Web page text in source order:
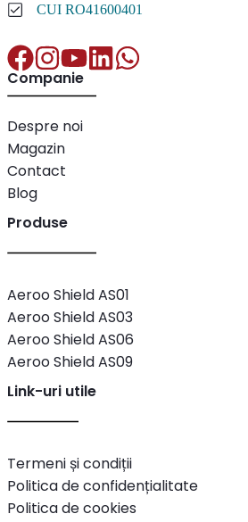
CUI RO41600401
Companie
Despre noi
Magazin
Contact
Blog
Produse
Aeroo Shield AS01
Aeroo Shield AS03
Aeroo Shield AS06
Aeroo Shield AS09
Link-uri utile
Termeni și condiții
Politica de confidențialitate
Politica de cookies